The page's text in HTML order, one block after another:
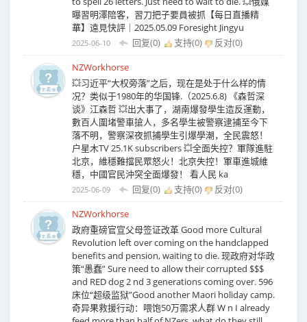
曝習明澤陪客，習刀把子要員被抓【每日直播精
華】遠見快評｜2025.05.09 Foresight Jingyu
2025-06-10 回复(0) 支持(0) 反对(0)
NZWorkhorse
💥习近平“大权旁落”之后，现在是处于什么样的情
况？类似于1980年的华国锋.（2025.6.8) 《森哲深
谈》江森哲 💥出大事了，湖南爆發學生造反運動，
數百人圍堵警車搶人，多名學生被警察逮捕至今下
落不明，警察深夜抓捕學生引爆學潮，全民震怒！
户星木TV 25.1K subscribers 💥全面失控？軍隊進駐
北京，維穩難擋民眾怒火！北京失控！軍車進城維
穩，中國官民沖突全面爆發！ 看人民 ka
2025-06-09 回复(0) 支持(0) 反对(0)
NZWorkhorse
政府重磅官宣父母签证改革 Good more Cultural
Revolution left over coming on the handclapped
benefits and pension, waiting to die. 现政府对华政
策“愚蠢” Sure need to allow their corrupted $$$
and RED dog 2 nd 3 generations coming over. 596
床位“超级监狱”Good another Maori holiday camp.
奇异果救援行动：喂饱50万需求人群 W n I already